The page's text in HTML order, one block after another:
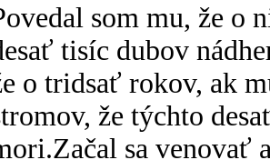
som mu, že o
tisíc dubov
o tridsať rokov, ak
že týchto
sa venovať